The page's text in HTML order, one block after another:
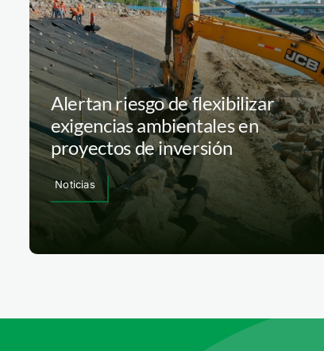
Alertan riesgo de flexibilizar
exigencias ambientales en
proyectos de inversión
Noticias